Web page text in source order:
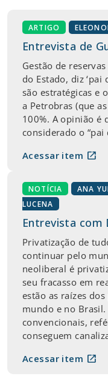
ARTIGO
Entrevista de
Gestão de
do Estado, diz ‘pai
são estratégicas e
a Petrobras (que
100%. A opinião é
considerado o “pai
Acessar item open_in_new
NOTÍCIA ANA
LUCENA
Entrevista com
Privatização de
continuar pelo
neoliberal é
seu fracasso em
estão as raízes
mundo e no
convencionais,
conseguem
Acessar item open_in_new